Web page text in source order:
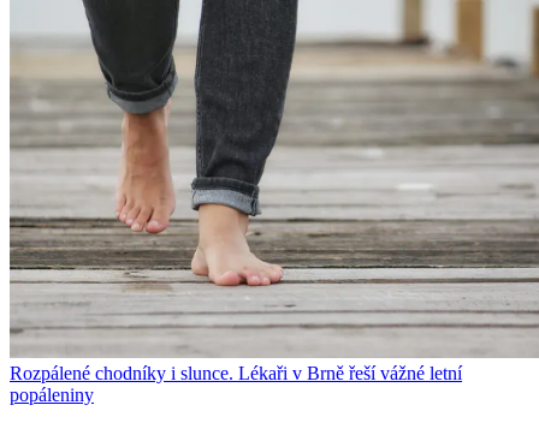
Rozpálené chodníky i slunce. Lékaři v Brně řeší vážné letní
popáleniny